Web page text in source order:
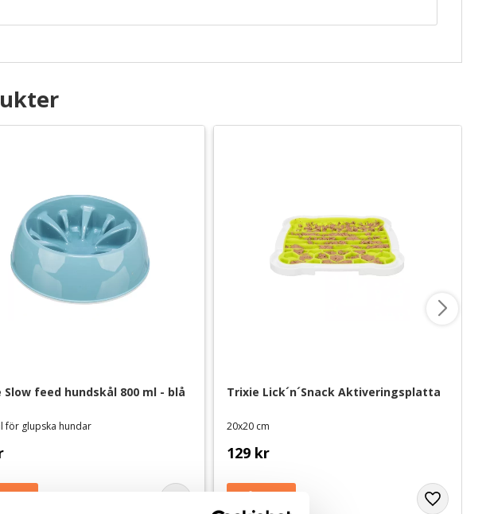
Slow feed hundskål 800 ml - blå
för glupska hundar
Trixie Lick´n´Snack Aktiveringsplatta
20x20 cm
129 kr